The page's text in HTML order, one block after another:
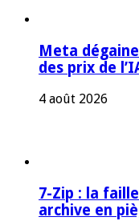
Meta
des prix de
4 août 2026
7-Zip : la
archive en